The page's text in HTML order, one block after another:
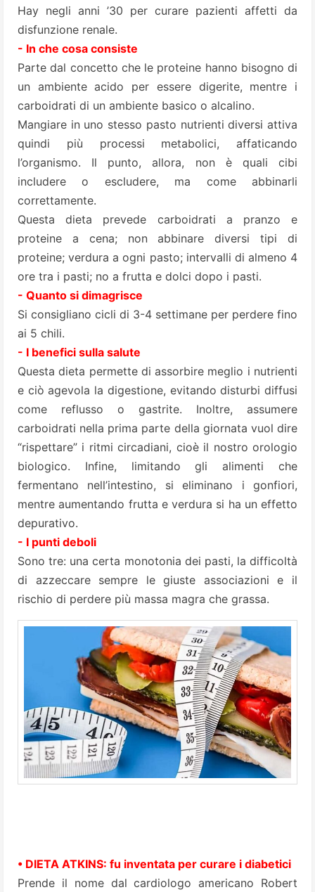
Hay negli anni ’30 per curare pazienti affetti da
disfunzione renale.
- In che cosa consiste
Parte dal concetto che le proteine hanno bisogno di
un ambiente acido per essere digerite, mentre i
carboidrati di un ambiente basico o alcalino.
Mangiare in uno stesso pasto nutrienti diversi attiva
quindi più processi metabolici, affaticando
l’organismo. Il punto, allora, non è quali cibi
includere o escludere, ma come abbinarli
correttamente.
Questa dieta prevede carboidrati a pranzo e
proteine a cena; non abbinare diversi tipi di
proteine; verdura a ogni pasto; intervalli di almeno 4
ore tra i pasti; no a frutta e dolci dopo i pasti.
- Quanto si dimagrisce
Si consigliano cicli di 3-4 settimane per perdere fino
ai 5 chili.
- I benefici sulla salute
Questa dieta permette di assorbire meglio i nutrienti
e ciò agevola la digestione, evitando disturbi diffusi
come reflusso o gastrite. Inoltre, assumere
carboidrati nella prima parte della giornata vuol dire
“rispettare” i ritmi circadiani, cioè il nostro orologio
biologico. Infine, limitando gli alimenti che
fermentano nell’intestino, si eliminano i gonfiori,
mentre aumentando frutta e verdura si ha un effetto
depurativo.
- I punti deboli
Sono tre: una certa monotonia dei pasti, la difficoltà
di azzeccare sempre le giuste associazioni e il
rischio di perdere più massa magra che grassa.
• DIETA ATKINS: fu inventata per curare i diabetici
Prende il nome dal cardiologo americano Robert